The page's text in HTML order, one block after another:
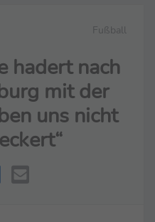
Fußball
hadert nach
mit der
uns nicht